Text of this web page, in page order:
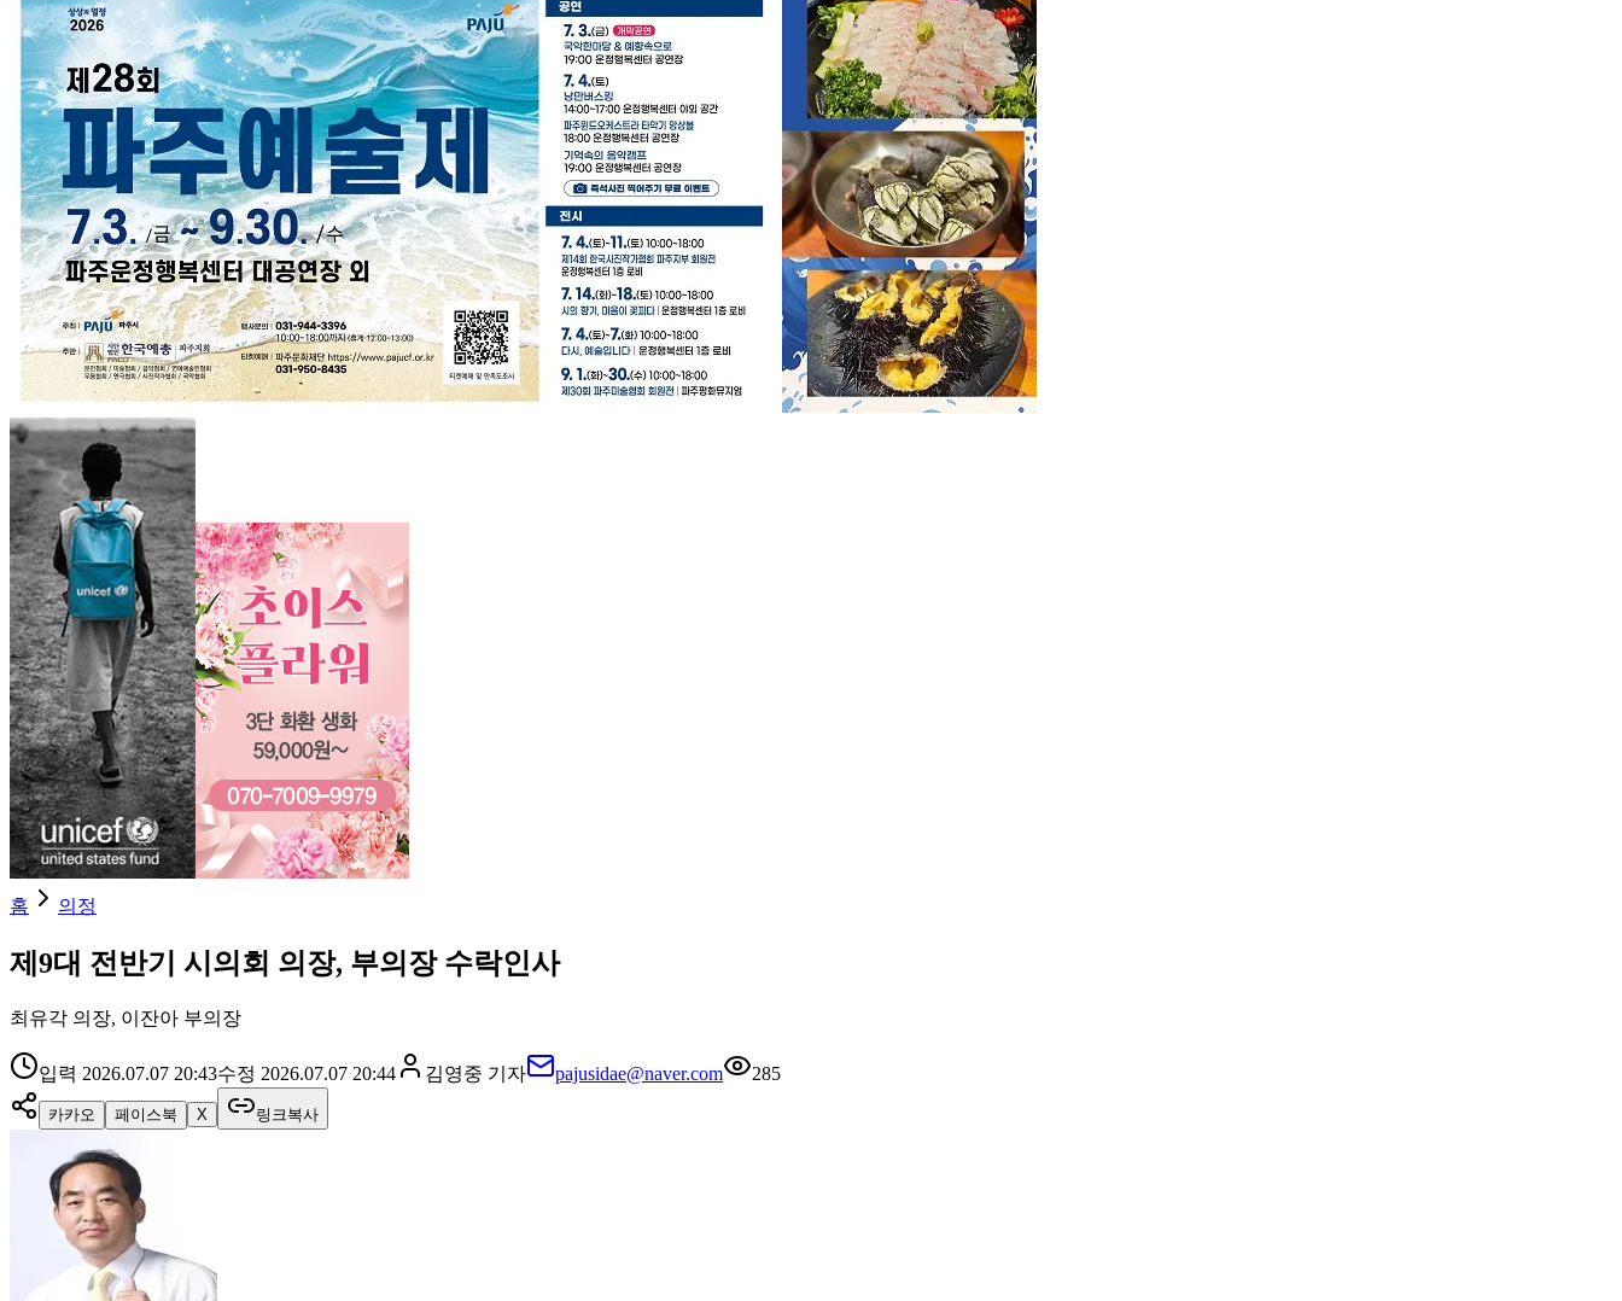
홈 의정
제9대 전반기 시의회 의장, 부의장 수락인사
최유각 의장, 이잔아 부의장
입력 2026.07.07 20:43수정 2026.07.07 20:44 김영중 기자 pajusidae@naver.com 285
카카오 페이스북 X 링크복사